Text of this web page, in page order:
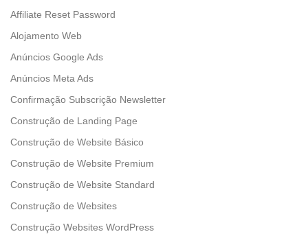
Affiliate Reset Password
Alojamento Web
Anúncios Google Ads
Anúncios Meta Ads
Confirmação Subscrição Newsletter
Construção de Landing Page
Construção de Website Básico
Construção de Website Premium
Construção de Website Standard
Construção de Websites
Construção Websites WordPress